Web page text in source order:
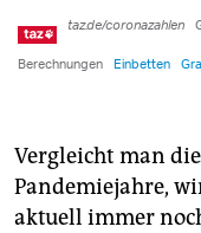
Vergleicht man
Pandemiejahre,
aktuell immer